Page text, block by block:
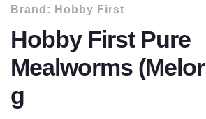
Brand: Hobby First
Hobby First Pure
Mealworms
g